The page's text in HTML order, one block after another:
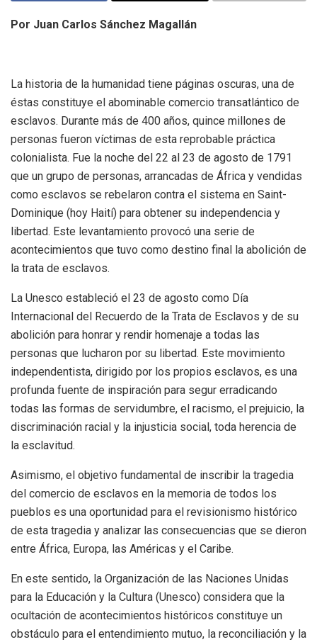
Por Juan Carlos Sánchez Magallán
La historia de la humanidad tiene páginas oscuras, una de
éstas constituye el abominable comercio transatlántico de
esclavos. Durante más de 400 años, quince millones de
personas fueron víctimas de esta reprobable práctica
colonialista. Fue la noche del 22 al 23 de agosto de 1791
que un grupo de personas, arrancadas de África y vendidas
como esclavos se rebelaron contra el sistema en Saint-
Dominique (hoy Haití) para obtener su independencia y
libertad. Este levantamiento provocó una serie de
acontecimientos que tuvo como destino final la abolición de
la trata de esclavos.
La Unesco estableció el 23 de agosto como Día
Internacional del Recuerdo de la Trata de Esclavos y de su
abolición para honrar y rendir homenaje a todas las
personas que lucharon por su libertad. Este movimiento
independentista, dirigido por los propios esclavos, es una
profunda fuente de inspiración para segur erradicando
todas las formas de servidumbre, el racismo, el prejuicio, la
discriminación racial y la injusticia social, toda herencia de
la esclavitud.
Asimismo, el objetivo fundamental de inscribir la tragedia
del comercio de esclavos en la memoria de todos los
pueblos es una oportunidad para el revisionismo histórico
de esta tragedia y analizar las consecuencias que se dieron
entre África, Europa, las Américas y el Caribe.
En este sentido, la Organización de las Naciones Unidas
para la Educación y la Cultura (Unesco) considera que la
ocultación de acontecimientos históricos constituye un
obstáculo para el entendimiento mutuo, la reconciliación y la